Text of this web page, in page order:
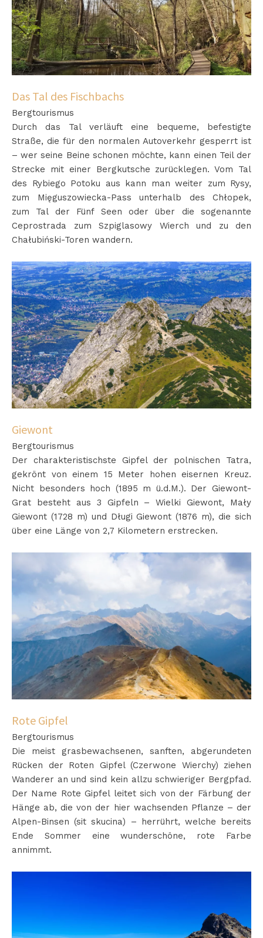
Das Tal des Fischbachs
Bergtourismus
Durch das Tal verläuft eine bequeme, befestigte
Straße, die für den normalen Autoverkehr gesperrt ist
– wer seine Beine schonen möchte, kann einen Teil der
Strecke mit einer Bergkutsche zurücklegen. Vom Tal
des Rybiego Potoku aus kann man weiter zum Rysy,
zum Mięguszowiecka-Pass unterhalb des Chłopek,
zum Tal der Fünf Seen oder über die sogenannte
Ceprostrada zum Szpiglasowy Wierch und zu den
Chałubiński-Toren wandern.
Giewont
Bergtourismus
Der charakteristischste Gipfel der polnischen Tatra,
gekrönt von einem 15 Meter hohen eisernen Kreuz.
Nicht besonders hoch (1895 m ü.d.M.). Der Giewont-
Grat besteht aus 3 Gipfeln – Wielki Giewont, Mały
Giewont (1728 m) und Długi Giewont (1876 m), die sich
über eine Länge von 2,7 Kilometern erstrecken.
Rote Gipfel
Bergtourismus
Die meist grasbewachsenen, sanften, abgerundeten
Rücken der Roten Gipfel (Czerwone Wierchy) ziehen
Wanderer an und sind kein allzu schwieriger Bergpfad.
Der Name Rote Gipfel leitet sich von der Färbung der
Hänge ab, die von der hier wachsenden Pflanze – der
Alpen-Binsen (sit skucina) – herrührt, welche bereits
Ende Sommer eine wunderschöne, rote Farbe
annimmt.